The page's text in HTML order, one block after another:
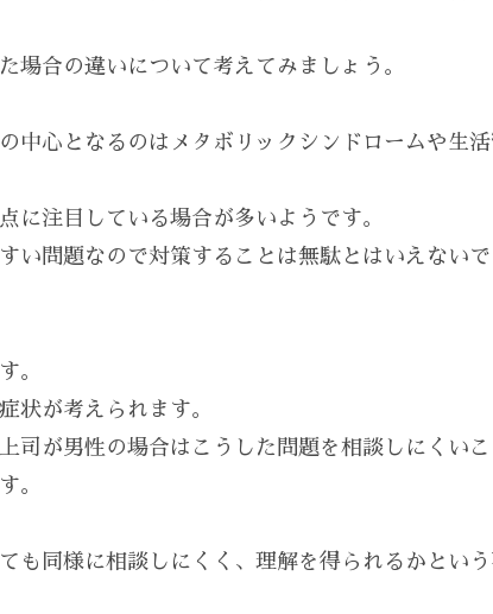
場合の違いについて考えてみましょう。
中心となるのはメタボリックシンドロームや生
に注目している場合が多いようです。
い問題なので対策することは無駄とはいえないで
。
状が考えられます。
司が男性の場合はこうした問題を相談しにくいこ
。
も同様に相談しにくく、理解を得られるかとい